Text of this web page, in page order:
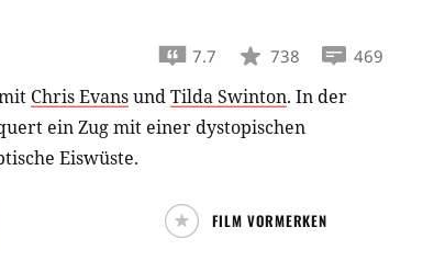
7.7 738 469
Chris EvansundTilda Swinton. In der
ein Zug mit einer dystopischen
Eiswüste.
FILM VORMERKEN